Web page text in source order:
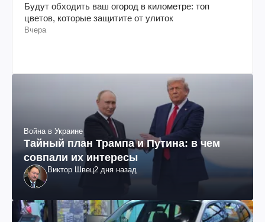
Будут обходить ваш огород в километре: топ
цветов, которые защитите от улиток
Вчера
Война в Украине
Тайный план Трампа и Путина: в чем
совпали их интересы
Виктор Швец2 дня назад